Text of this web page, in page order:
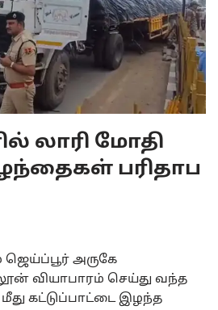
லாரி மோதி
பரிதாப
அருகே
வியாபாரம் செய்து வந்த
கட்டுப்பாட்டை இழந்த